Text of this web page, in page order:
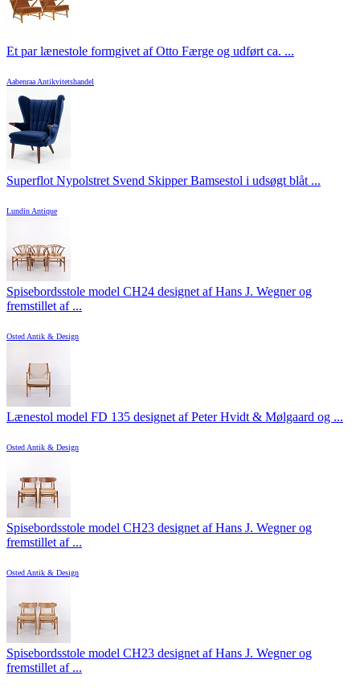
Et par lænestole formgivet af Otto Færge og udført ca. ...
Aabenraa Antikvitetshandel
Superflot Nypolstret Svend Skipper Bamsestol i udsøgt blåt ...
Lundin Antique
Spisebordsstole model CH24 designet af Hans J. Wegner og
fremstillet af ...
Osted Antik & Design
Lænestol model FD 135 designet af Peter Hvidt & Mølgaard og ...
Osted Antik & Design
Spisebordsstole model CH23 designet af Hans J. Wegner og
fremstillet af ...
Osted Antik & Design
Spisebordsstole model CH23 designet af Hans J. Wegner og
fremstillet af ...